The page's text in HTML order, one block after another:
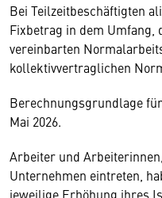
Bei Teilzeitbeschäftigten
Fixbetrag in dem Umfang,
vereinbarten
kollektivvertraglichen
Berechnungsgrundlage
Mai 2026.
Arbeiter und
Unternehmen eintreten,
jeweilige Erhöhung ihres